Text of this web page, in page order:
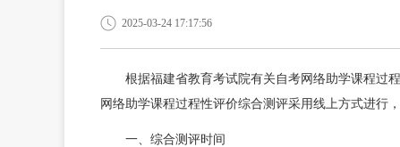
2025-03-24 17:17:56
根据福建省教育考试院有关自考网络助学课程过
网络助学课程过程性评价综合测评采用线上方式进行
一、综合测评时间